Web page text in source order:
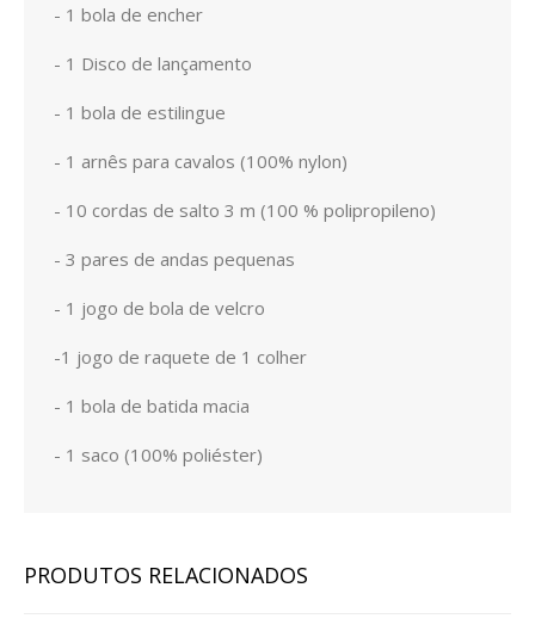
- 1 bola de encher
- 1 Disco de lançamento
- 1 bola de estilingue
- 1 arnês para cavalos (100% nylon)
- 10 cordas de salto 3 m (100 % polipropileno)
- 3 pares de andas pequenas
- 1 jogo de bola de velcro
-1 jogo de raquete de 1 colher
- 1 bola de batida macia
- 1 saco (100% poliéster)
PRODUTOS RELACIONADOS